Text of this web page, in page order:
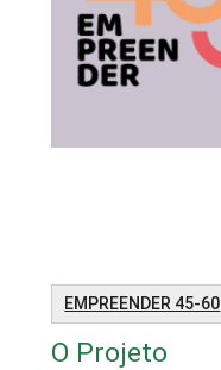
EMPREENDER 45-60
O Projeto